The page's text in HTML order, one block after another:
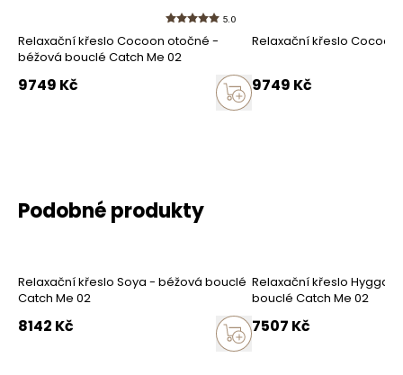
Jak sbíráme recenze?
Recenze zákazníků
5.0
Relaxační křeslo Cocoon otočné -
béžová bouclé Catch Me 02
9749 Kč
Relaxační křeslo
9749 Kč
Podobné produkty
Relaxační křeslo Soya - béžová bouclé
Catch Me 02
8142 Kč
Relaxační křeslo Hygga -
bouclé Catch Me 02
7507 Kč